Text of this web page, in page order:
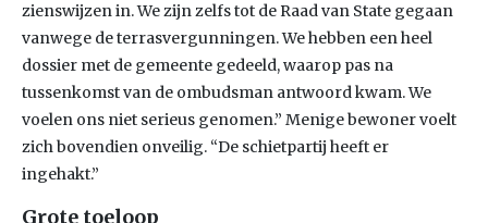
zienswijzen in. We zijn zelfs tot de Raad van State gegaan
vanwege de terrasvergunningen. We hebben een heel
dossier met de gemeente gedeeld, waarop pas na
tussenkomst van de ombudsman antwoord kwam. We
voelen ons niet serieus genomen.” Menige bewoner voelt
zich bovendien onveilig. “De schietpartij heeft er
ingehakt.”
Grote toeloop